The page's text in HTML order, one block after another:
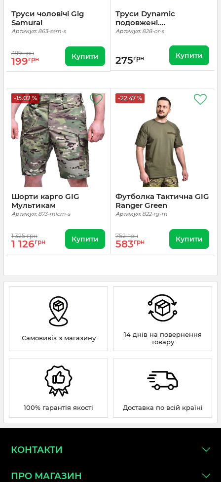
Труси чоловічі Gig
Samurai
Артикул:863-sam-s
399 грн
199грн Купити
Труси Dynamic
подовжені.
Помаранчевий
Артикул:828-or-s
275грн Купити
-15.02 %
Шорти карго GIG
Мультикам
Артикул:873-mlcm-s
1 325 грн
1 126грн Купити
-22.47 %
Футболка Тактична GIG
Ranger Green
Артикул:822-rg-m
752 грн
583грн Купити
Самовивіз з магазину
14 днів на повернення
товару
100% гарантія якості Доставка по всій країні
КОНТАКТИ
ПРО МАГАЗИН